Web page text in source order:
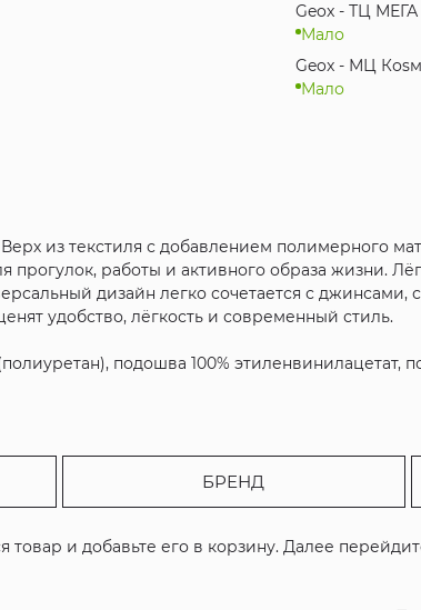
Geox - ТЦ
Мало
Geox - МЦ
Мало
из текстиля с добавлением полимерного
работы и активного образа жизни.
дизайн легко сочетается с
удобство, лёгкость и современный стиль.
подошва 100% этиленвинилацетат,
БРЕНД
и добавьте его в корзину. Далее